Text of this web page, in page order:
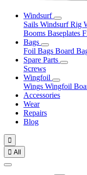
Windsurf
Sails Windsurf Rig
Booms Baseplates
Bags
Foil Bags Board
Spare Parts
Screws
Wingfoil
Wings Wingfoil
Accessories
Wear
Repairs
Blog

 All